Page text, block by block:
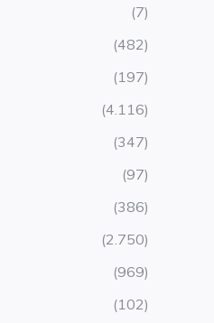
(7)
(482)
(197)
(4.116)
(347)
(97)
(386)
(2.750)
(969)
(102)